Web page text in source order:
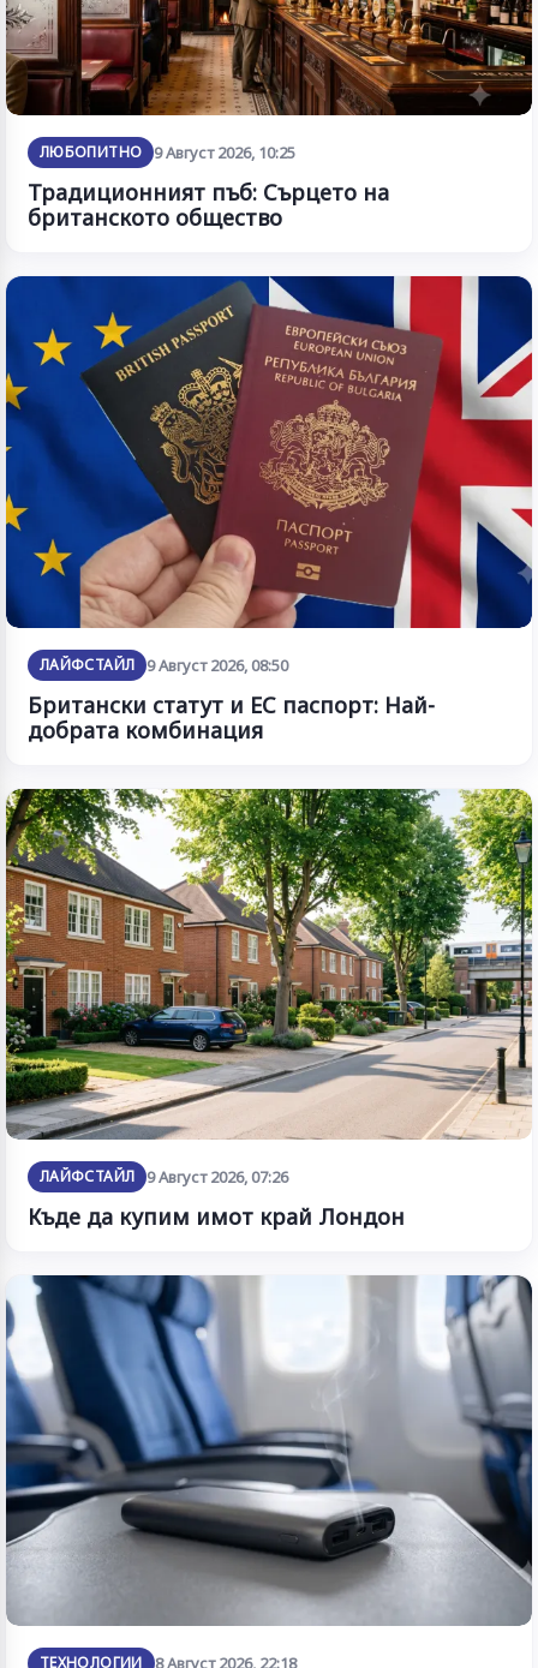
ЛЮБОПИТНО 9 Август 2026, 10:25
Традиционният пъб: Сърцето на
британското общество
ЛАЙФСТАЙЛ 9 Август 2026, 08:50
Британски статут и ЕС паспорт: Най-
добрата комбинация
ЛАЙФСТАЙЛ 9 Август 2026, 07:26
Къде да купим имот край Лондон
ТЕХНОЛОГИИ 8 Август 2026, 22:18